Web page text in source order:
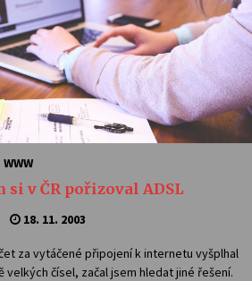
si v ČR pořizoval ADSL
18. 11. 2003
za vytáčené připojení k internetu vyšplhal
velkých čísel, začal jsem hledat jiné řešení.